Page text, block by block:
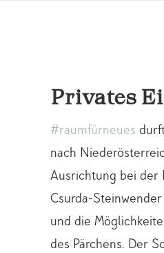
Privates
#raumfürneues
nach
Ausrichtung bei der
Csurda-Steinwender
und die
des Pärchens. Der